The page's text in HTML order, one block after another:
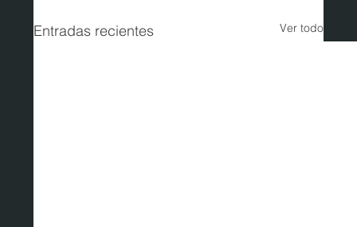
Entradas recientes Ver todo